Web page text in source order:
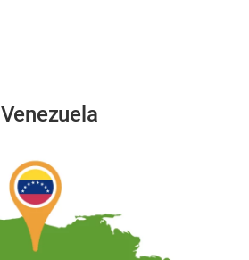
Venezuela